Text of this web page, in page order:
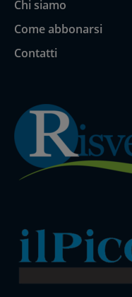
Chi siamo
Come abbonarsi
Contatti